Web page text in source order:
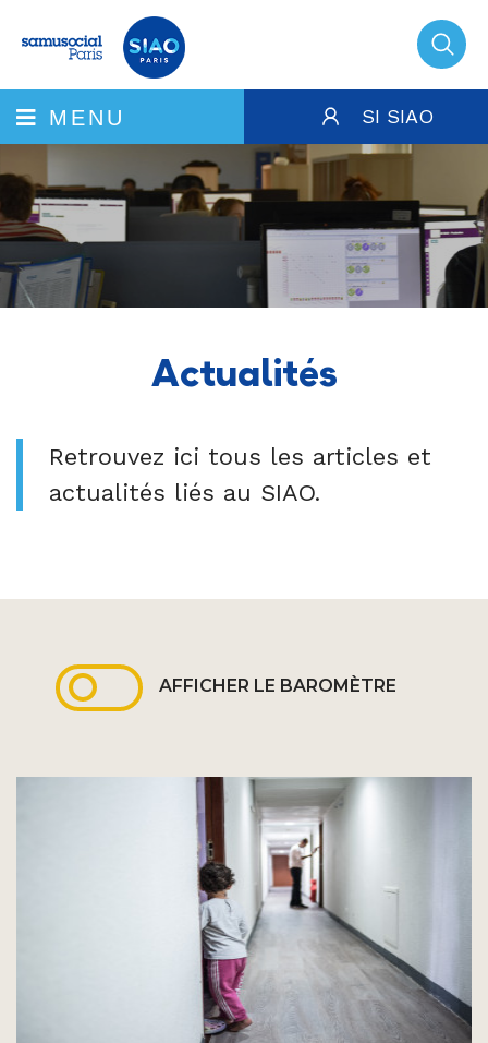
MENU SI SIAO
Actualités
Retrouvez ici tous les articles et
actualités liés au SIAO.
AFFICHER LE BAROMÈTRE